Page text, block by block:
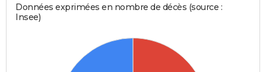
Données exprimées en nombre de décès (source :
Insee)